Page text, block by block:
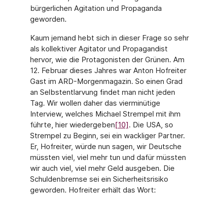
bürgerlichen Agitation und Propaganda
geworden.
Kaum jemand hebt sich in dieser Frage so sehr
als kollektiver Agitator und Propagandist
hervor, wie die Protagonisten der Grünen. Am
12. Februar dieses Jahres war Anton Hofreiter
Gast im ARD-Morgenmagazin. So einen Grad
an Selbstentlarvung findet man nicht jeden
Tag. Wir wollen daher das vierminütige
Interview, welches Michael Strempel mit ihm
führte, hier wiedergeben[10]. Die USA, so
Strempel zu Beginn, sei ein wackliger Partner.
Er, Hofreiter, würde nun sagen, wir Deutsche
müssten viel, viel mehr tun und dafür müssten
wir auch viel, viel mehr Geld ausgeben. Die
Schuldenbremse sei ein Sicherheitsrisiko
geworden. Hofreiter erhält das Wort: